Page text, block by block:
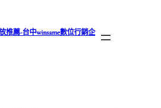
推薦-台中winsame數位行銷企